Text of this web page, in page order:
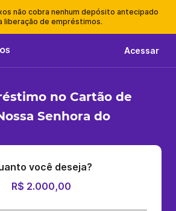
não cobra nenhum depósito antecipado
liberação de empréstimos.
Acessar
no Cartão de
Senhora do
você deseja?
R$ 2.000,00